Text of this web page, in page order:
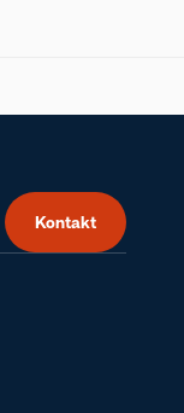
Kontakt